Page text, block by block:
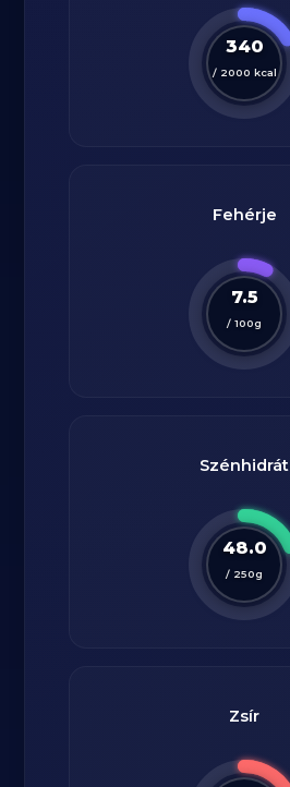
340
/ 2000 kcal
Fehérje
7.5
/ 100g
Szénhidrát
48.0
/ 250g
Zsír